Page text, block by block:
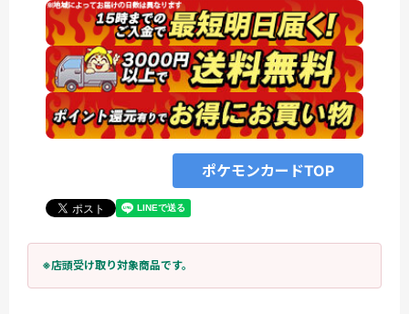
ポケモンカードTOP
※店頭受け取り対象商品です。